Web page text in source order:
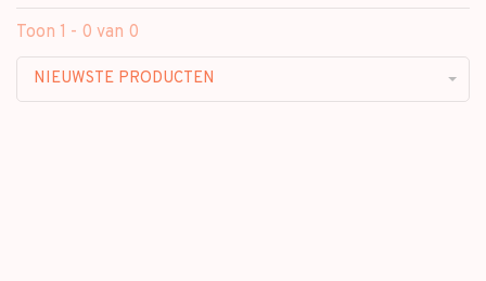
Toon 1 - 0 van 0
NIEUWSTE PRODUCTEN